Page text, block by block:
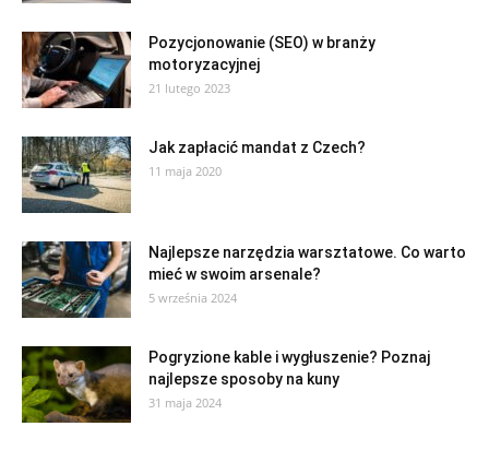
Pozycjonowanie (SEO) w branży
motoryzacyjnej
21 lutego 2023
Jak zapłacić mandat z Czech?
11 maja 2020
Najlepsze narzędzia warsztatowe. Co warto
mieć w swoim arsenale?
5 września 2024
Pogryzione kable i wygłuszenie? Poznaj
najlepsze sposoby na kuny
31 maja 2024